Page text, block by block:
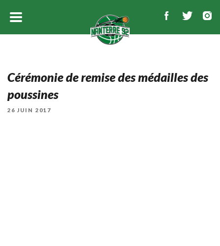
Cérémonie de remise des médailles des
poussines
PUBLIÉ
26 JUIN 2017